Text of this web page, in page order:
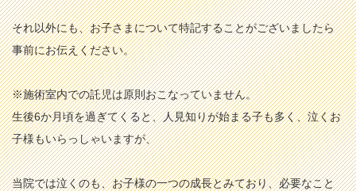
それ以外にも、お子さまについて特記することがございましたら
事前にお伝えください。
※施術室内での託児は原則おこなっていません。
生後6か月頃を過ぎてくると、人見知りが始まる子も多く、泣くお
子様もいらっしゃいますが、
当院では泣くのも、お子様の一つの成長とみており、必要なこと